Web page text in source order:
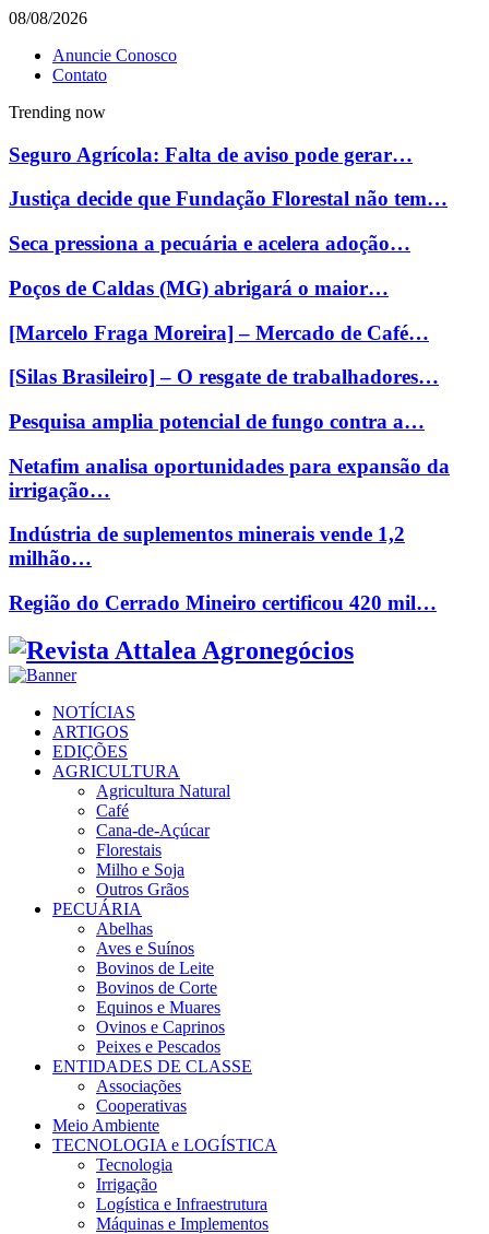
08/08/2026
Anuncie Conosco
Contato
Trending now
Seguro Agrícola: Falta de aviso pode gerar…
Justiça decide que Fundação Florestal não tem…
Seca pressiona a pecuária e acelera adoção…
Poços de Caldas (MG) abrigará o maior…
[Marcelo Fraga Moreira] – Mercado de Café…
[Silas Brasileiro] – O resgate de trabalhadores…
Pesquisa amplia potencial de fungo contra a…
Netafim analisa oportunidades para expansão da
irrigação…
Indústria de suplementos minerais vende 1,2
milhão…
Região do Cerrado Mineiro certificou 420 mil…
Facebook
Twitter
Instagram
Linkedin
Youtube
Email
NOTÍCIAS
ARTIGOS
EDIÇÕES
AGRICULTURA
Agricultura Natural
Café
Cana-de-Açúcar
Florestais
Milho e Soja
Outros Grãos
PECUÁRIA
Abelhas
Aves e Suínos
Bovinos de Leite
Bovinos de Corte
Equinos e Muares
Ovinos e Caprinos
Peixes e Pescados
ENTIDADES DE CLASSE
Associações
Cooperativas
Meio Ambiente
TECNOLOGIA e LOGÍSTICA
Tecnologia
Irrigação
Logística e Infraestrutura
Máquinas e Implementos